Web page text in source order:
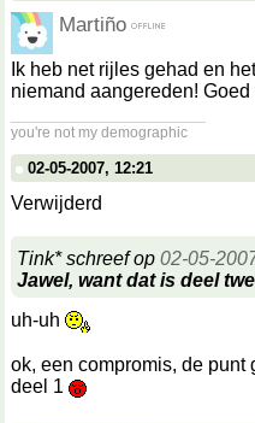
Martiño
Ik heb net rijles gehad en
niemand aangereden! Goed
you're not my demographic
02-05-2007, 12:21
Verwijderd
Tink* schreef op 02-05-
Jawel, want dat is deel
uh-uh
ok, een compromis, de punt
deel 1